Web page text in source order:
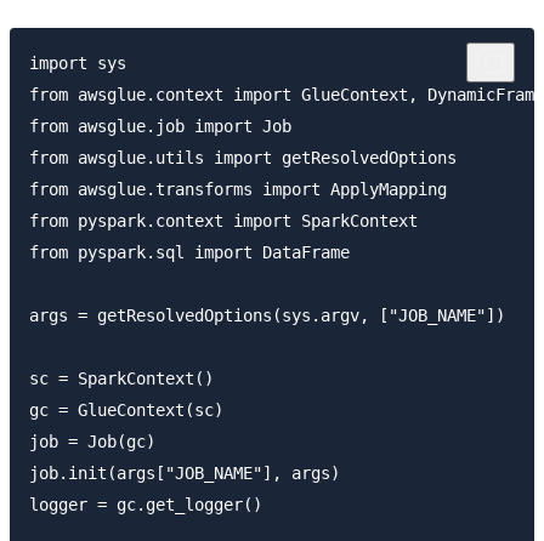
import sys
from awsglue.context import GlueContext, DynamicFrame
from awsglue.job import Job
from awsglue.utils import getResolvedOptions
from awsglue.transforms import ApplyMapping
from pyspark.context import SparkContext
from pyspark.sql import DataFrame
args = getResolvedOptions(sys.argv, ["JOB_NAME"])
sc = SparkContext()
gc = GlueContext(sc)
job = Job(gc)
job.init(args["JOB_NAME"], args)
logger = gc.get_logger()